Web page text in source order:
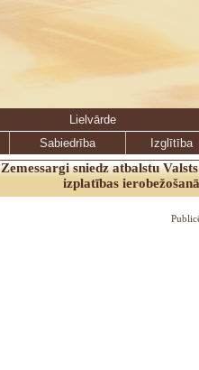
Lielvārde
Sabiedrība
Izglītība
Zemessargi sniedz atbalstu
izplatības